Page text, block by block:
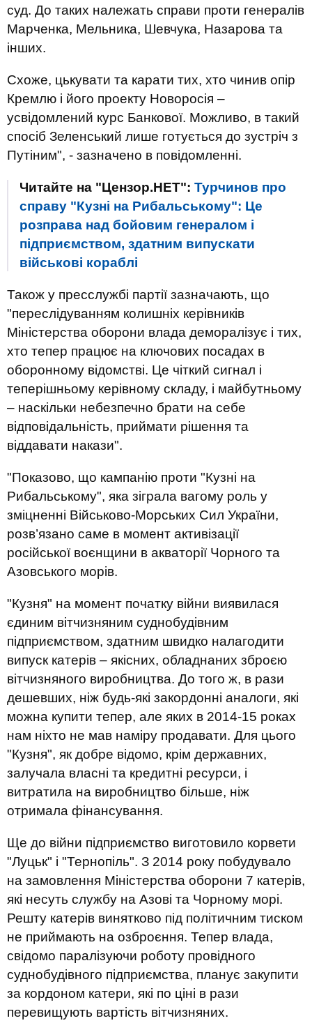
суд. До таких належать справи проти генералів
Марченка, Мельника, Шевчука, Назарова та
інших.
Схоже, цькувати та карати тих, хто чинив опір
Кремлю і його проекту Новоросія –
усвідомлений курс Банкової. Можливо, в такий
спосіб Зеленський лише готується до зустріч з
Путіним", - зазначено в повідомленні.
Читайте на "Цензор.НЕТ": Турчинов про
справу "Кузні на Рибальському": Це
розправа над бойовим генералом і
підприємством, здатним випускати
військові кораблі
Також у пресслужбі партії зазначають, що
"переслідуванням колишніх керівників
Міністерства оборони влада деморалізує і тих,
хто тепер працює на ключових посадах в
оборонному відомстві. Це чіткий сигнал і
теперішньому керівному складу, і майбутньому
– наскільки небезпечно брати на себе
відповідальність, приймати рішення та
віддавати накази".
"Показово, що кампанію проти "Кузні на
Рибальському", яка зіграла вагому роль у
зміцненні Військово-Морських Сил України,
розв’язано саме в момент активізації
російської воєнщини в акваторії Чорного та
Азовського морів.
"Кузня" на момент початку війни виявилася
єдиним вітчизняним суднобудівним
підприємством, здатним швидко налагодити
випуск катерів – якісних, обладнаних зброєю
вітчизняного виробництва. До того ж, в рази
дешевших, ніж будь-які закордонні аналоги, які
можна купити тепер, але яких в 2014-15 роках
нам ніхто не мав наміру продавати. Для цього
"Кузня", як добре відомо, крім державних,
залучала власні та кредитні ресурси, і
витратила на виробництво більше, ніж
отримала фінансування.
Ще до війни підприємство виготовило корвети
"Луцьк" і "Тернопіль". З 2014 року побудувало
на замовлення Міністерства оборони 7 катерів,
які несуть службу на Азові та Чорному морі.
Решту катерів винятково під політичним тиском
не приймають на озброєння. Тепер влада,
свідомо паралізуючи роботу провідного
суднобудівного підприємства, планує закупити
за кордоном катери, які по ціні в рази
перевищують вартість вітчизняних.